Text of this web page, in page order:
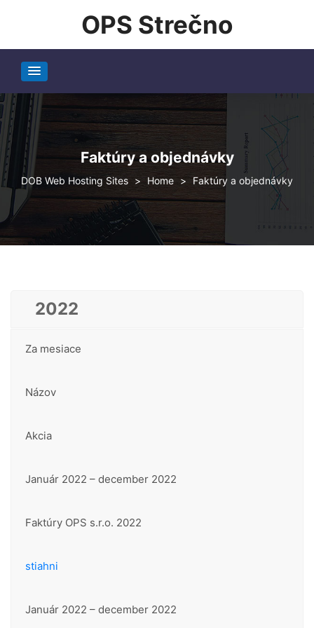
OPS Strečno
Faktúry a objednávky
DOB Web Hosting Sites > > Faktúry a objednávky
2022
Za mesiace
Názov
Akcia
Január 2022 – december 2022
Faktúry OPS s.r.o. 2022
stiahni
Január 2022 – december 2022